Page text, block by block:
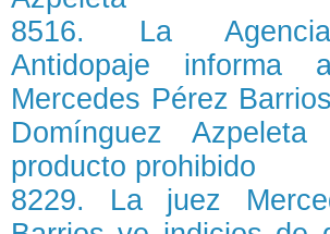
8516. La
Antidopaje
Mercedes Pérez
Domínguez
producto prohibido
8229. La juez